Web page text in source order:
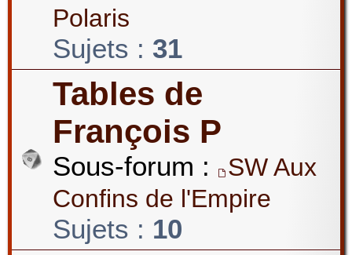
Polaris
Sujets : 31
Tables de
François P
Sous-forum :
SW Aux
Confins de l'Empire
Sujets : 10